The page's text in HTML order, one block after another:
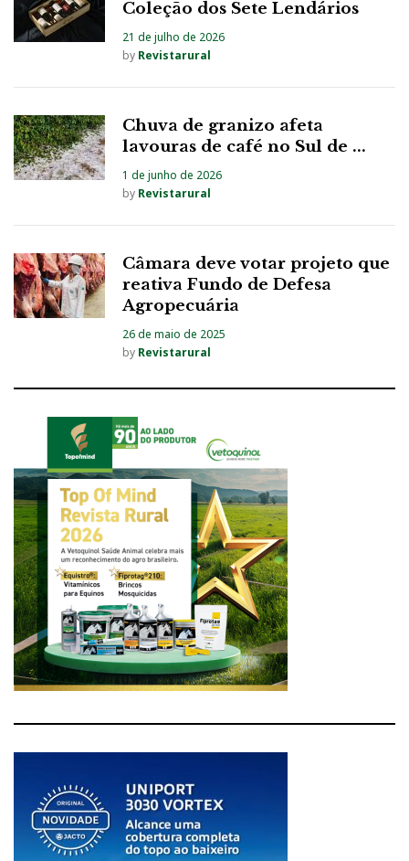
Coleção dos Sete Lendários
21 de julho de 2026
by Revistarural
Chuva de granizo afeta
lavouras de café no Sul de ...
1 de junho de 2026
by Revistarural
Câmara deve votar projeto que
reativa Fundo de Defesa
Agropecuária
26 de maio de 2025
by Revistarural